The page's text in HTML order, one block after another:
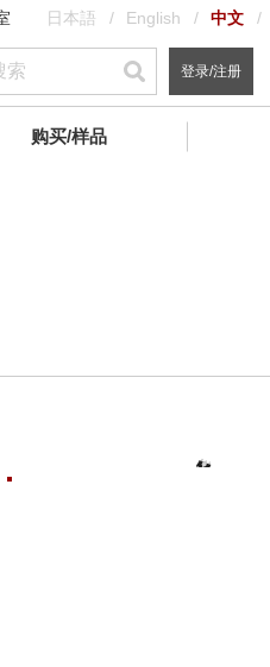
日本語 English 中文
登录/注册
购买/样品